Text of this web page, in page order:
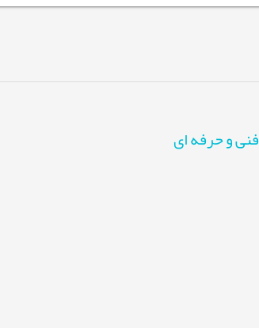
و حرفه ای